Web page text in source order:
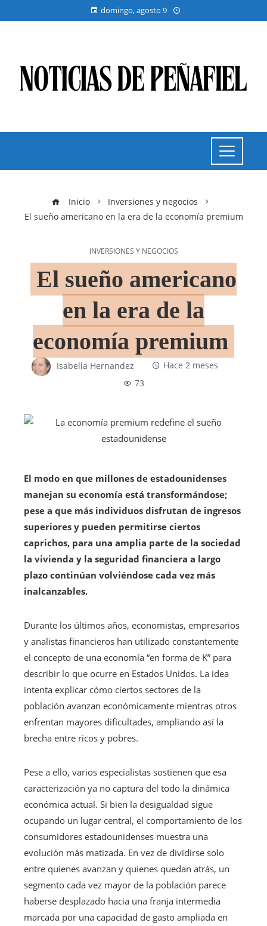
domingo, agosto 9
Inicio
Inversiones y negocios
El sueño americano en la era de la economía premium
INVERSIONES Y NEGOCIOS
El sueño americano
en la era de la
economía premium
Isabella Hernandez
Hace 2 meses
73
El modo en que millones de estadounidenses
manejan su economía está transformándose;
pese a que más individuos disfrutan de ingresos
superiores y pueden permitirse ciertos
caprichos, para una amplia parte de la sociedad
la vivienda y la seguridad financiera a largo
plazo continúan volviéndose cada vez más
inalcanzables.
Durante los últimos años, economistas, empresarios
y analistas financieros han utilizado constantemente
el concepto de una economía “en forma de K” para
describir lo que ocurre en Estados Unidos. La idea
intenta explicar cómo ciertos sectores de la
población avanzan económicamente mientras otros
enfrentan mayores dificultades, ampliando así la
brecha entre ricos y pobres.
Pese a ello, varios especialistas sostienen que esa
caracterización ya no captura del todo la dinámica
económica actual. Si bien la desigualdad sigue
ocupando un lugar central, el comportamiento de los
consumidores estadounidenses muestra una
evolución más matizada. En vez de dividirse solo
entre quienes avanzan y quienes quedan atrás, un
segmento cada vez mayor de la población parece
haberse desplazado hacia una franja intermedia
marcada por una capacidad de gasto ampliada en